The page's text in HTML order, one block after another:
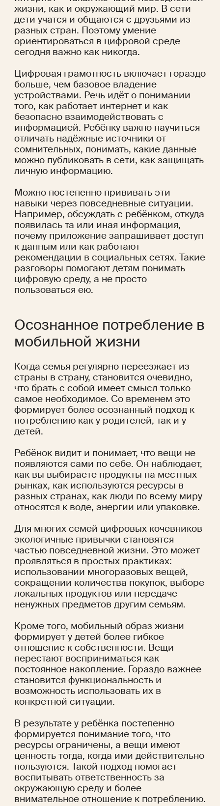
жизни, как и окружающий мир. В сети
дети учатся и общаются с друзьями из
разных стран. Поэтому умение
ориентироваться в цифровой среде
сегодня важно как никогда.
Цифровая грамотность включает гораздо
больше, чем базовое владение
устройствами. Речь идёт о понимании
того, как работает интернет и как
безопасно взаимодействовать с
информацией. Ребёнку важно научиться
отличать надёжные источники от
сомнительных, понимать, какие данные
можно публиковать в сети, как защищать
личную информацию.
Можно постепенно прививать эти
навыки через повседневные ситуации.
Например, обсуждать с ребёнком, откуда
появилась та или иная информация,
почему приложение запрашивает доступ
к данным или как работают
рекомендации в социальных сетях. Такие
разговоры помогают детям понимать
цифровую среду, а не просто
пользоваться ею.
Осознанное потребление в
мобильной жизни
Когда семья регулярно переезжает из
страны в страну, становится очевидно,
что брать с собой имеет смысл только
самое необходимое. Со временем это
формирует более осознанный подход к
потреблению как у родителей, так и у
детей.
Ребёнок видит и понимает, что вещи не
появляются сами по себе. Он наблюдает,
как вы выбираете продукты на местных
рынках, как используются ресурсы в
разных странах, как люди по всему миру
относятся к воде, энергии или упаковке.
Для многих семей цифровых кочевников
экологичные привычки становятся
частью повседневной жизни. Это может
проявляться в простых практиках:
использовании многоразовых вещей,
сокращении количества покупок, выборе
локальных продуктов или передаче
ненужных предметов другим семьям.
Кроме того, мобильный образ жизни
формирует у детей более гибкое
отношение к собственности. Вещи
перестают восприниматься как
постоянное накопление. Гораздо важнее
становится функциональность и
возможность использовать их в
конкретной ситуации.
В результате у ребёнка постепенно
формируется понимание того, что
ресурсы ограничены, а вещи имеют
ценность тогда, когда ими действительно
пользуются. Такой подход помогает
воспитывать ответственность за
окружающую среду и более
внимательное отношение к потреблению.